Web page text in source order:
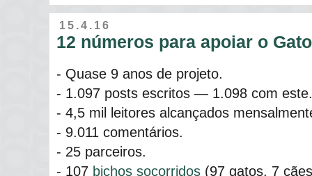
15.4.16
12 números para apoiar o
- Quase 9 anos de projeto.
- 1.097 posts escritos ― 1.098 com
- 4,5 mil leitores alcançados
- 9.011 comentários.
- 25 parceiros.
- 107 bichos socorridos (97 gatos, 7